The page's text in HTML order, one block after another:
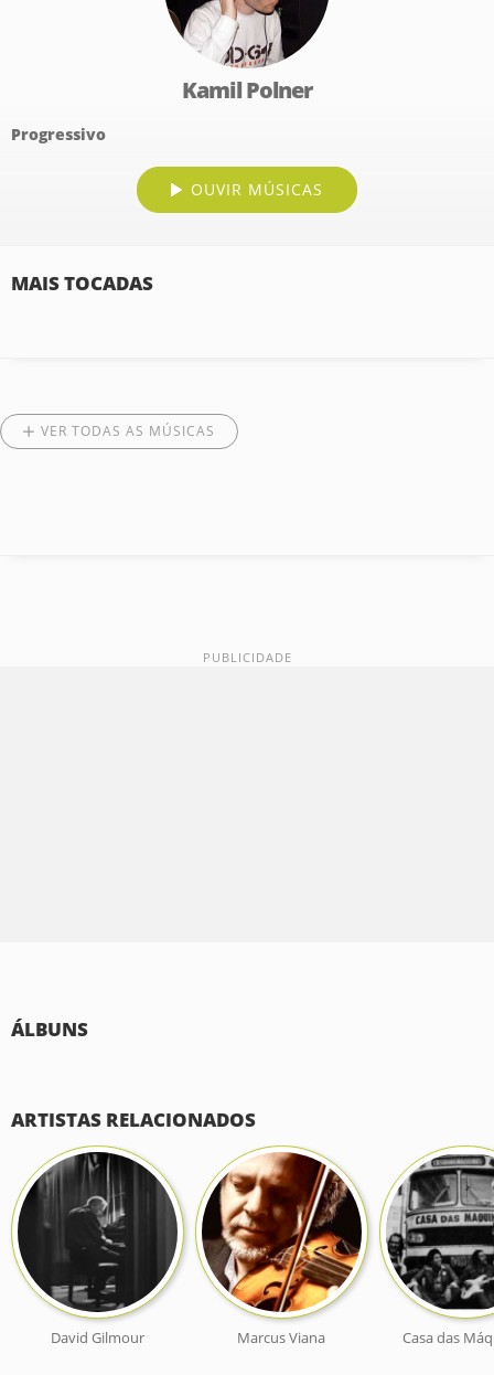
Kamil Polner
Progressivo
OUVIR MÚSICAS
MAIS TOCADAS
VER TODAS AS MÚSICAS
ÁLBUNS
ARTISTAS RELACIONADOS
David Gilmour Marcus Viana Casa das